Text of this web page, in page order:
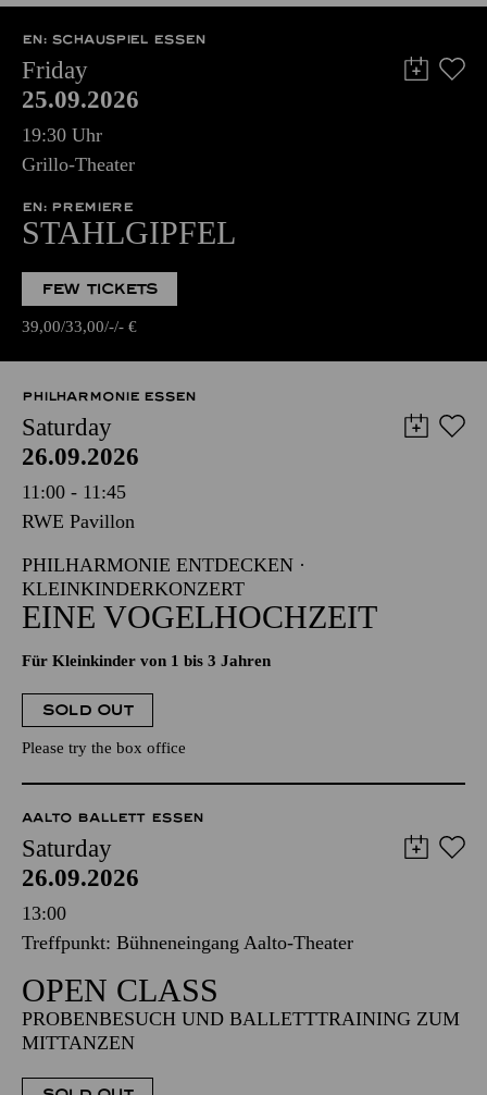
EN: SCHAUSPIEL ESSEN
Friday
25.09.2026
19:30 Uhr
Grillo-Theater
EN: PREMIERE
STAHLGIPFEL
FEW TICKETS
39,00 33,00 - - €
PHILHARMONIE ESSEN
Saturday
26.09.2026
11:00 - 11:45
RWE Pavillon
PHILHARMONIE ENTDECKEN ·
KLEINKINDERKONZERT
EINE VOGELHOCHZEIT
Für Kleinkinder von 1 bis 3 Jahren
SOLD OUT
Please try the box office
AALTO BALLETT ESSEN
Saturday
26.09.2026
13:00
Treffpunkt: Bühneneingang Aalto-Theater
OPEN CLASS
PROBENBESUCH UND BALLETTTRAINING ZUM
MITTANZEN